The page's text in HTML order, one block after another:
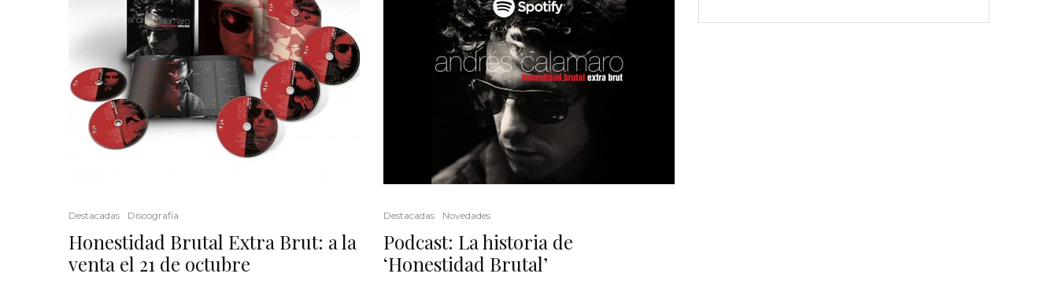
Destacadas Discografia
Honestidad Brutal Extra Brut: a la
venta el 21 de octubre
Destacadas Novedades
Podcast: La historia de
‘Honestidad Brutal’